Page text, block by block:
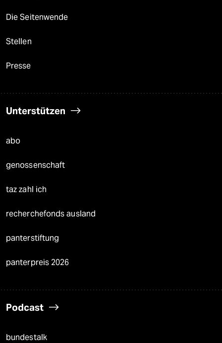
Die Seitenwende
Stellen
Presse
Unterstützen
abo
genossenschaft
taz zahl ich
recherchefonds ausland
panterstiftung
panterpreis 2026
Podcast
bundestalk